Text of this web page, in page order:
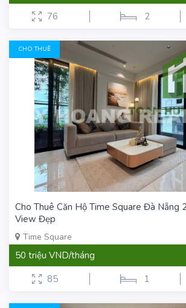
76
2
CHO THUÊ
Cho Thuê Căn Hộ Time Square Đà Nẵng
View Đẹp
Time Square
50 triệu VND/tháng
85
1